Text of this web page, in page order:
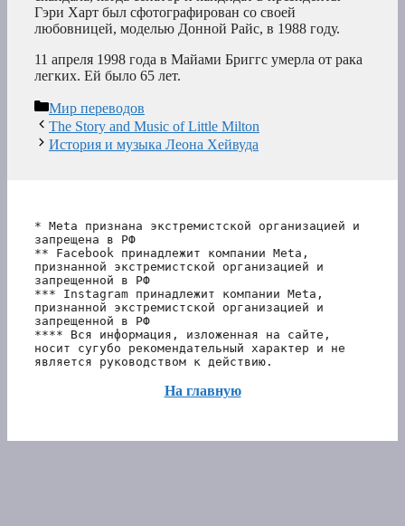
Гэри Харт был сфотографирован со своей
любовницей, моделью Донной Райс, в 1988 году.
11 апреля 1998 года в Майами Бриггс умерла от рака
легких. Ей было 65 лет.
Рубрики
Мир переводов
The Story and Music of Little Milton
История и музыка Леона Хейвуда
* Meta признана экстремистской организацией и
запрещена в РФ
** Facebook принадлежит компании Meta,
признанной экстремистской организацией и
запрещенной в РФ
*** Instagram принадлежит компании Meta,
признанной экстремистской организацией и
запрещенной в РФ
**** Вся информация, изложенная на сайте,
носит сугубо рекомендательный характер и не
является руководством к действию.
На главную